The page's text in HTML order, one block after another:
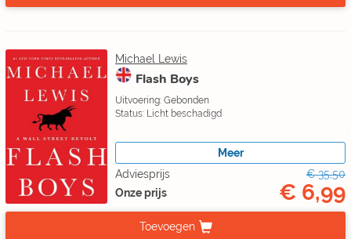
Michael Lewis
Flash Boys
Uitvoering: Gebonden
Status: Licht beschadigd
Meer
Adviesprijs
€ 35,50
Onze prijs
€ 6,99
Toevoegen